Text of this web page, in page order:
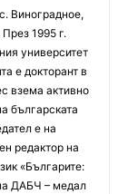
Виноградное,
1995 г.
университет
е докторант в
взема активно
българската
е на
редактор на
«Българите:
ДАБЧ – медал